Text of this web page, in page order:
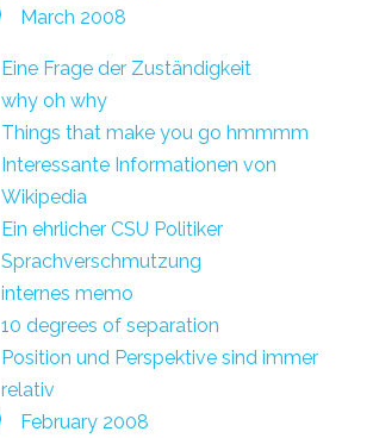
March 2008
Eine Frage der Zuständigkeit
why oh why
Things that make you go hmmmm
Interessante Informationen von
Wikipedia
Ein ehrlicher CSU Politiker
Sprachverschmutzung
internes memo
10 degrees of separation
Position und Perspektive sind immer
relativ
February 2008